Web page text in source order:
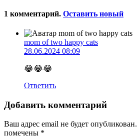
1 комментарий. Оставить новый
mom of two happy cats
28.06.2024 08:09
😂😂😂
Ответить
Добавить комментарий
Ваш адрес email не будет опубликован.
помечены *